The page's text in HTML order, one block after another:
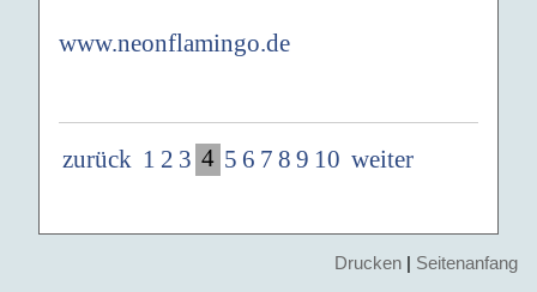
www.neonflamingo.de
zurück 1 2 3 4 5 6 7 8 9 10 weiter
Drucken | Seitenanfang